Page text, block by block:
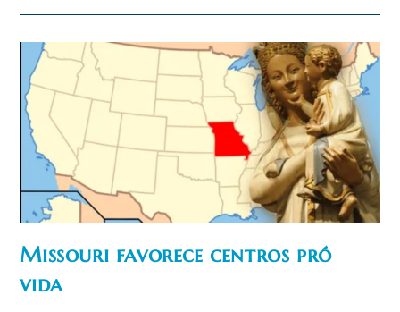
Crianças-
Profecia
1958
Que
Cumpre
Hoje
Missouri favorece centros pró
vida